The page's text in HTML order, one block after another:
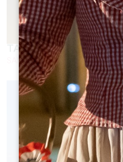
TALLER DE RSE Y
SAINT-EMILION